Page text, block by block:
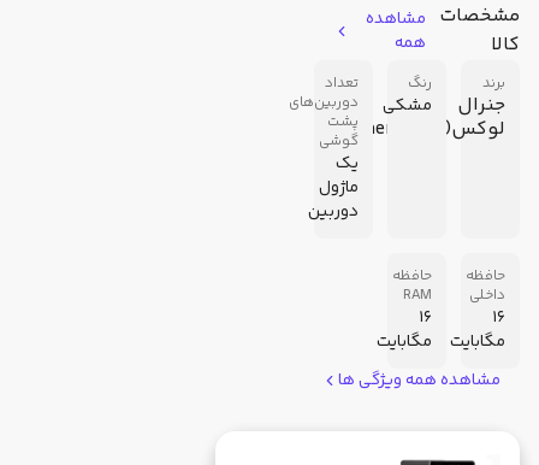
مشخصات
کالا
مشاهده
همه
برند
جنرال
لوکس(Generalluxe)
رنگ
مشکی
تعداد
دوربین‌های
پشت
گوشی
یک
ماژول
دوربین
حافظه
داخلی
16
مگابایت
حافظه
RAM
16
مگابایت
مشاهده همه ویژگی ها